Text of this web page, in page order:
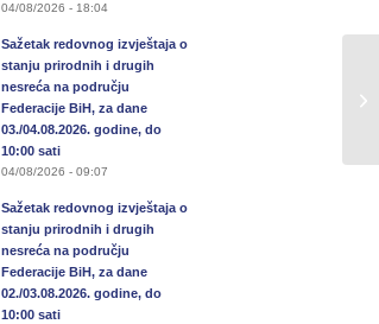
04/08/2026 - 18:04
Sažetak redovnog izvještaja o
stanju prirodnih i drugih
nesreća na području
Federacije BiH, za dane
03./04.08.2026. godine, do
10:00 sati
04/08/2026 - 09:07
Sažetak redovnog izvještaja o
stanju prirodnih i drugih
nesreća na području
Federacije BiH, za dane
02./03.08.2026. godine, do
10:00 sati